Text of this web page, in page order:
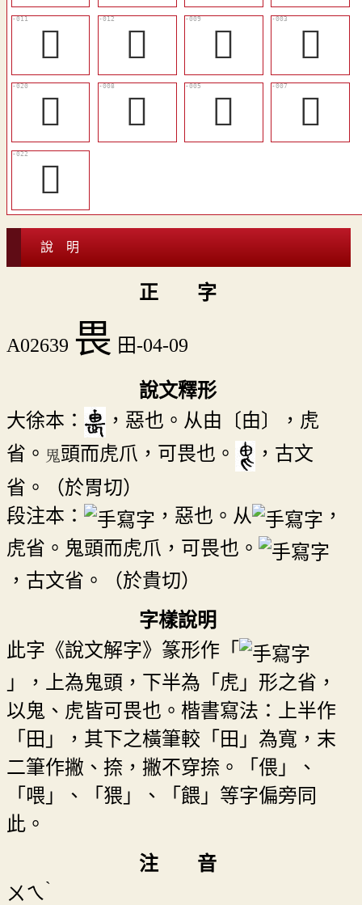
󳯭
󳯮 󳯬
𠂽
󳯵
𤰲 𤱫
𤱖
󳯷
說 明
正 字
A02639 畏 田-04-09
說文釋形
大徐本：
，惡也。从由〔甶〕，虎
省。
頭而虎爪，可畏也。
，古文
省。（於胃切）
段注本：
，惡也。从
，
虎省。鬼頭而虎爪，可畏也。
，古文省。（於貴切）
字樣說明
此字《說文解字》篆形作「
」，上為鬼頭，下半為「虎」形之省，
以鬼、虎皆可畏也。楷書寫法：上半作
「田」，其下之橫筆較「田」為寬，末
二筆作撇、捺，撇不穿捺。「偎」、
「喂」、「猥」、「餵」等字偏旁同
此。
注 音
ㄨㄟˋ